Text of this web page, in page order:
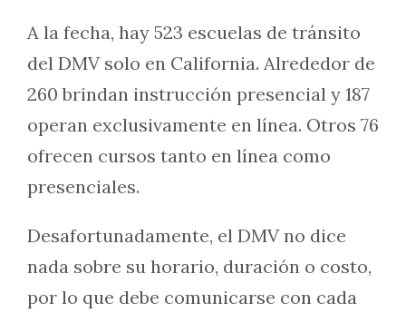
A la fecha, hay 523 escuelas de tránsito
del DMV solo en California. Alrededor de
260 brindan instrucción presencial y 187
operan exclusivamente en línea. Otros 76
ofrecen cursos tanto en línea como
presenciales.
Desafortunadamente, el DMV no dice
nada sobre su horario, duración o costo,
por lo que debe comunicarse con cada